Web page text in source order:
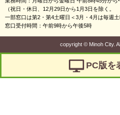
（祝日・休日、12月29日から1月3日を除く。
一部窓口は第2・第4土曜日＜3月・4月は毎週土
窓口受付時間：午前9時から午後5時
copyright ©Minoh City.
PC版を